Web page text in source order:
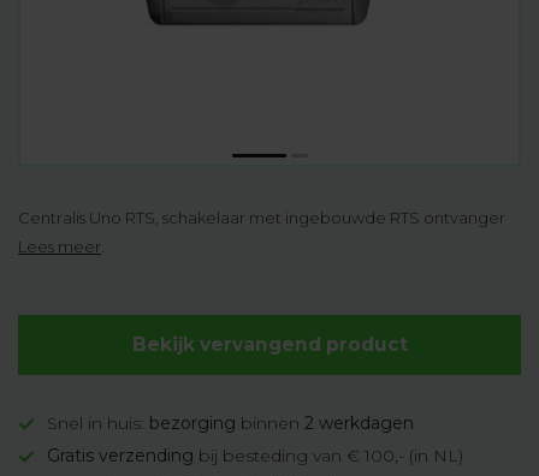
Centralis Uno RTS, schakelaar met ingebouwde RTS ontvanger
Lees meer
Bekijk vervangend product
Snel in huis: bezorging binnen 2 werkdagen
Gratis verzending bij besteding van € 100,- (in NL)